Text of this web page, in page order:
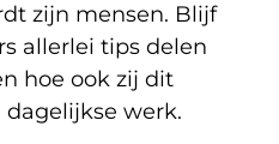
zijn mensen. Blijf
allerlei tips delen
hoe ook zij dit
werk.